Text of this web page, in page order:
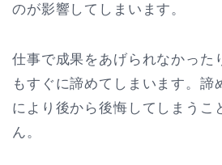
のが影響してしまいます。
仕事で成果をあげられなかった
もすぐに諦めてしまいます。諦
により後から後悔してしまうこ
ん。